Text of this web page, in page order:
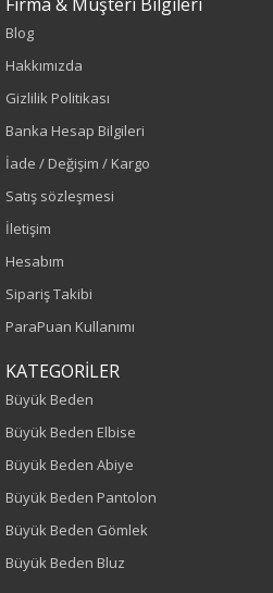
İndigo
Sezon
İlkbahar-Yaz
Yaş Grubu
Yetişkin
Büyük Beden
Boy
75
Kumaş Tipi
Dokuma
Blog
Hakkımızda
Gizlilik Politikası
Banka Hesap Bilgileri
İade / Değişim / Kargo
Satış sözleşmesi
İletişim
Hesabım
Sipariş Takibi
ParaPuan Kullanımı
KATEGORİLER
Büyük Beden
Büyük Beden Elbise
Büyük Beden Abiye
Büyük Beden Pantolon
Büyük Beden Gömlek
Büyük Beden Bluz